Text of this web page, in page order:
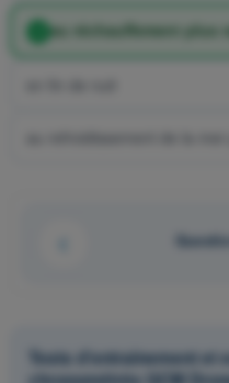
au réchauffement plus
Tests d'entraînement et